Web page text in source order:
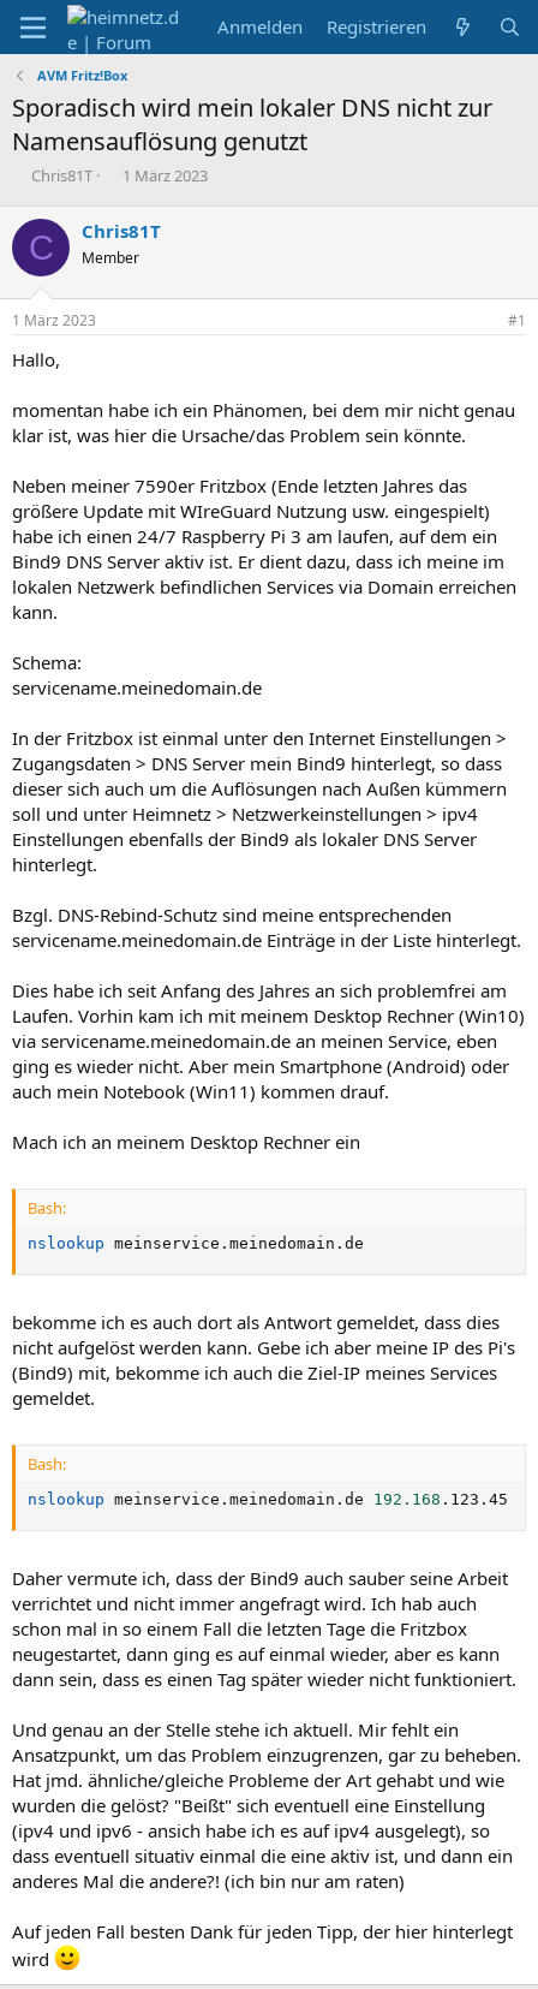
Anmelden Registrieren
AVM Fritz!Box
Sporadisch wird mein lokaler DNS nicht zur
Namensauflösung genutzt
E
s
t
e
l
l
e
Chris81T
E
t
e
l
1 März 2023
C Chris81T
Member
1 März 2023 #1
Hallo,
momentan habe ich ein Phänomen, bei dem mir nicht genau
klar ist, was hier die Ursache/das Problem sein könnte.
Neben meiner 7590er Fritzbox (Ende letzten Jahres das
größere Update mit WIreGuard Nutzung usw. eingespielt)
habe ich einen 24/7 Raspberry Pi 3 am laufen, auf dem ein
Bind9 DNS Server aktiv ist. Er dient dazu, dass ich meine im
lokalen Netzwerk befindlichen Services via Domain erreichen
kann.
Schema:
servicename.meinedomain.de
In der Fritzbox ist einmal unter den Internet Einstellungen >
Zugangsdaten > DNS Server mein Bind9 hinterlegt, so dass
dieser sich auch um die Auflösungen nach Außen kümmern
soll und unter Heimnetz > Netzwerkeinstellungen > ipv4
Einstellungen ebenfalls der Bind9 als lokaler DNS Server
hinterlegt.
Bzgl. DNS-Rebind-Schutz sind meine entsprechenden
servicename.meinedomain.de Einträge in der Liste hinterlegt.
Dies habe ich seit Anfang des Jahres an sich problemfrei am
Laufen. Vorhin kam ich mit meinem Desktop Rechner (Win10)
via servicename.meinedomain.de an meinen Service, eben
ging es wieder nicht. Aber mein Smartphone (Android) oder
auch mein Notebook (Win11) kommen drauf.
Mach ich an meinem Desktop Rechner ein
Bash:
nslookup meinservice.meinedomain.de
bekomme ich es auch dort als Antwort gemeldet, dass dies
nicht aufgelöst werden kann. Gebe ich aber meine IP des Pi's
(Bind9) mit, bekomme ich auch die Ziel-IP meines Services
gemeldet.
Bash:
nslookup meinservice.meinedomain.de 192.168 .123.45
Daher vermute ich, dass der Bind9 auch sauber seine Arbeit
verrichtet und nicht immer angefragt wird. Ich hab auch
schon mal in so einem Fall die letzten Tage die Fritzbox
neugestartet, dann ging es auf einmal wieder, aber es kann
dann sein, dass es einen Tag später wieder nicht funktioniert.
Und genau an der Stelle stehe ich aktuell. Mir fehlt ein
Ansatzpunkt, um das Problem einzugrenzen, gar zu beheben.
Hat jmd. ähnliche/gleiche Probleme der Art gehabt und wie
wurden die gelöst? "Beißt" sich eventuell eine Einstellung
(ipv4 und ipv6 - ansich habe ich es auf ipv4 ausgelegt), so
dass eventuell situativ einmal die eine aktiv ist, und dann ein
anderes Mal die andere?! (ich bin nur am raten)
Auf jeden Fall besten Dank für jeden Tipp, der hier hinterlegt
wird